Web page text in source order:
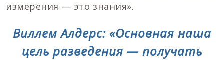
измерения — это знания».
Виллем Алдерс: «Основная наша
цель разведения — получать